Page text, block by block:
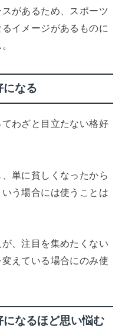
があるため、スポーツ
イメージがあるものに
なる
わざと目立たない格好
単に貧しくなったから
う場合には使うことは
、注目を集めたくない
えている場合にのみ使
なるほど思い悩む